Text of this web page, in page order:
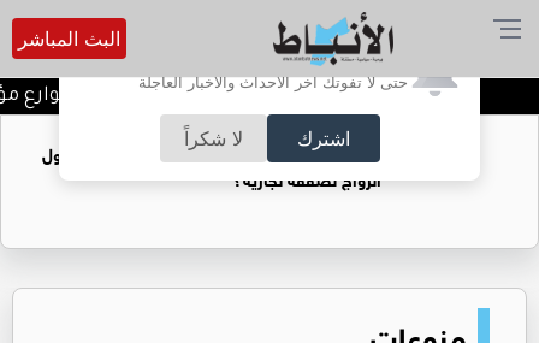
أترغب في تفعيل الإشعارات؟
حتى لا تفوتك آخر الأحداث والأخبار العاجلة
اشترك لا شكراً
البث المباشر
بلدية الكرك تعلن إغلاق شوارع
فتيات يستغللنه لتحقيق مكاسب مادية.. هل تحول
الزواج لصفقة تجارية؟